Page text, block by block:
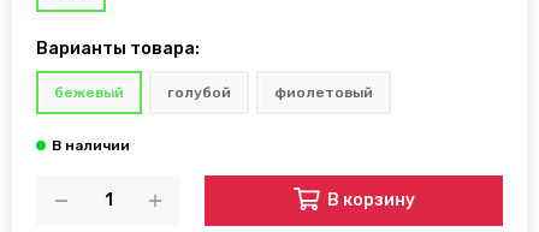
Варианты товара:
бежевый голубой фиолетовый
В корзину